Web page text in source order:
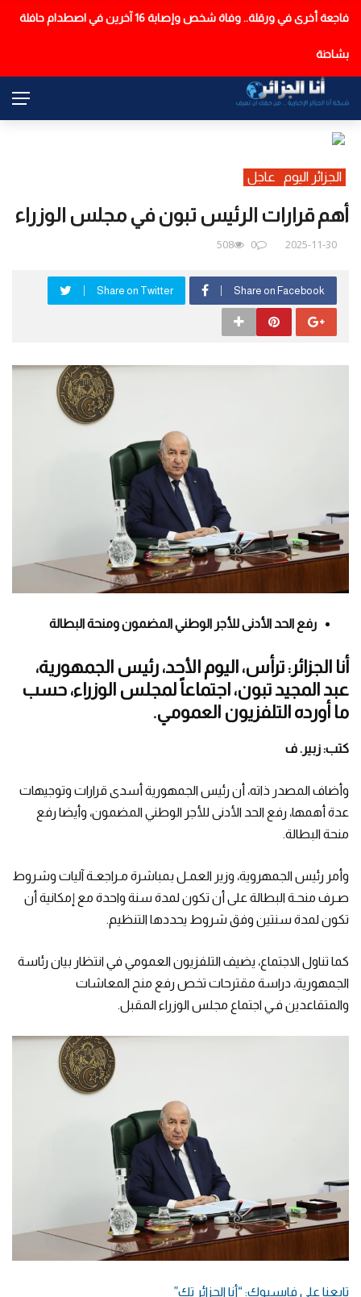
عاجل فاجعة أخرى في ورقلة.. وفاة شخص وإصابة 16 آخرين في اصطدام حافلة
بشاحنة
الجزائر اليوم عاجل
أهم قرارات الرئيس تبون في مجلس الوزراء
2025-11-30
0
508
Share on Facebook
Share on Twitter
رفع الحد الأدنى للأجر الوطني المضمون ومنحة البطالة
أنا الجزائر: ترأس، اليوم الأحد، رئيس الجمهورية،
عبد المجيد تبون، اجتماعاً لمجلس الوزراء، حسب
ما أورده التلفزيون العمومي.
كتب: زبير. ف
وأضاف المصدر ذاته، أن رئيس الجمهورية أسدى قرارات وتوجيهات
عدة أهمها، رفع الحد الأدنى للأجر الوطني المضمون، وأيضا رفع
منحة البطالة.
وأمر رئيس الجمهروية، وزير العمـل بمباشرة مـراجعـة آليات وشروط
صـرف منحـة البطالة على أن تكون لمدة سنة واحدة مع إمكانية أن
تكون لمدة سنتين وفق شروط يحددها التنظيم.
كما تناول الاجتماع، يضيف التلفزيون العمومي في انتظار بيان رئاسة
الجمهورية، دراسة مقترحات تخص رفع منح المعاشات
والمتقاعدين فـي اجتماع مجلس الوزراء المقبل.
تابعنا على فايسبوك: “أنا الجزائر تك”